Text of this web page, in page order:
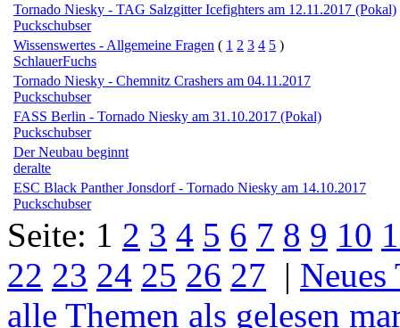
Tornado Niesky - TAG Salzgitter Icefighters am 12.11.2017 (Pokal)
Puckschubser
Wissenswertes - Allgemeine Fragen ( 1 2 3 4 5 )
SchlauerFuchs
Tornado Niesky - Chemnitz Crashers am 04.11.2017
Puckschubser
FASS Berlin - Tornado Niesky am 31.10.2017 (Pokal)
Puckschubser
Der Neubau beginnt
deralte
ESC Black Panther Jonsdorf - Tornado Niesky am 14.10.2017
Puckschubser
Seite: 1 2 3 4 5 6 7 8 9 10
22 23 24 25 26 27 | Neues
alle Themen als gelesen